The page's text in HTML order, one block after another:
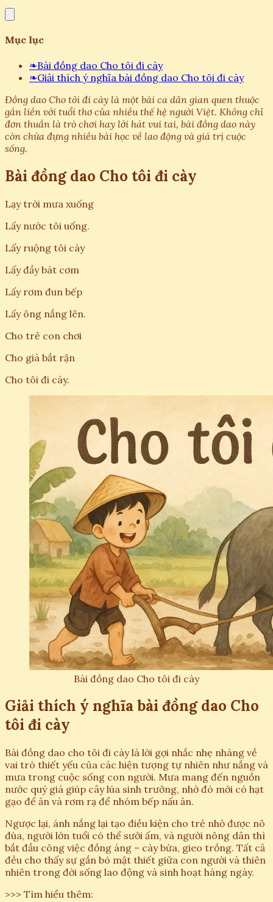
Mục lục
❧Bài đồng dao Cho tôi đi cày
❧Giải thích ý nghĩa bài đồng dao Cho tôi đi cày
Đồng dao Cho tôi đi cày là một bài ca dân gian quen thuộc
gắn liền với tuổi thơ của nhiều thế hệ người Việt. Không chỉ
đơn thuần là trò chơi hay lời hát vui tai, bài đồng dao này
còn chứa đựng nhiều bài học về lao động và giá trị cuộc
sống.
Bài đồng dao Cho tôi đi cày
Lạy trời mưa xuống
Lấy nước tôi uống.
Lấy ruộng tôi cày
Lấy đầy bát cơm
Lấy rơm đun bếp
Lấy ông nắng lên.
Cho trẻ con chơi
Cho già bắt rận
Cho tôi đi cày.
Bài đồng dao Cho tôi đi cày
Giải thích ý nghĩa bài đồng dao Cho
tôi đi cày
Bài đồng dao cho tôi đi cày là lời gợi nhắc nhẹ nhàng về
vai trò thiết yếu của các hiện tượng tự nhiên như nắng và
mưa trong cuộc sống con người. Mưa mang đến nguồn
nước quý giá giúp cây lúa sinh trưởng, nhờ đó mới có hạt
gạo để ăn và rơm rạ để nhóm bếp nấu ăn.
Ngược lại, ánh nắng lại tạo điều kiện cho trẻ nhỏ được nô
đùa, người lớn tuổi có thể sưởi ấm, và người nông dân thì
bắt đầu công việc đồng áng – cày bừa, gieo trồng. Tất cả
đều cho thấy sự gắn bó mật thiết giữa con người và thiên
nhiên trong đời sống lao động và sinh hoạt hàng ngày.
>>> Tìm hiểu thêm: